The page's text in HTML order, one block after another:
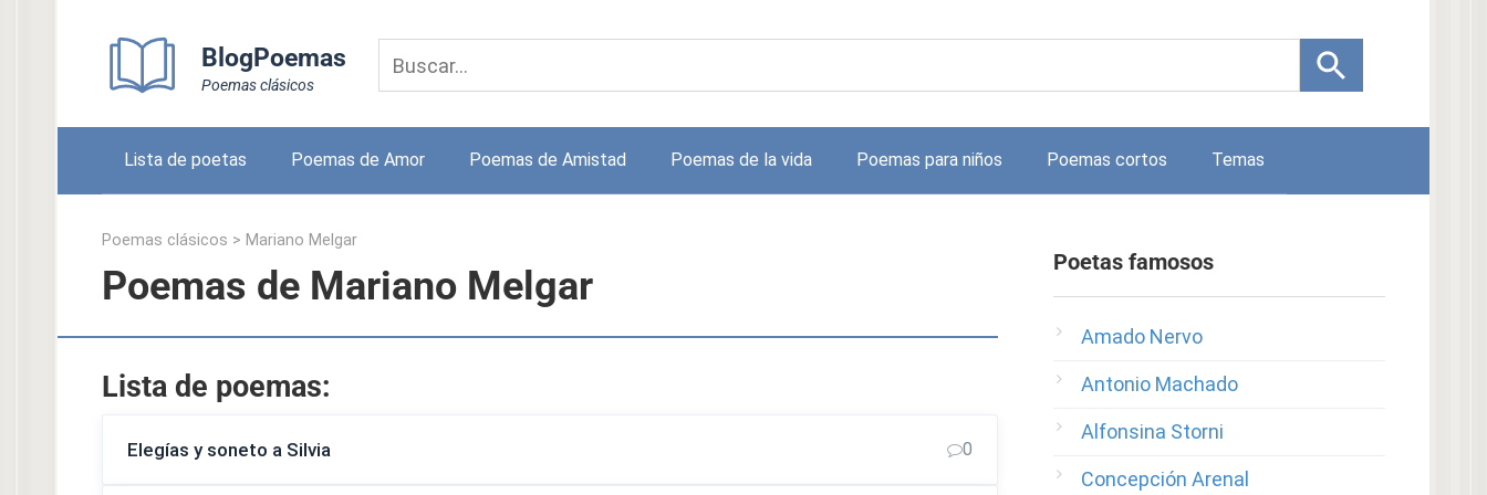
BlogPoemas
Poemas clásicos
Lista de poetas Poemas de Amor Poemas de Amistad Poemas de la vida Poemas para niños Poemas cortos Temas
Poemas clásicos > Mariano Melgar
Poemas de Mariano Melgar
Lista de poemas:
Elegías y soneto a Silvia 0
Poetas famosos
Amado Nervo
Antonio Machado
Alfonsina Storni
Concepción Arenal